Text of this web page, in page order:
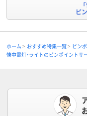
ピ
ホーム おすすめ特集一覧
ピン
懐中電灯・ライトのピンポイントサ